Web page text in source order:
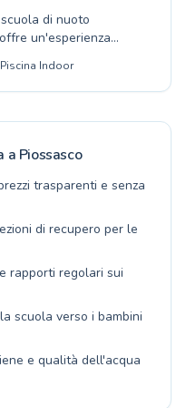
assicurando
Sia che tu
da principiante o
esperto in cerca di
Vieni a scoprire il
di nuoto
un'esperienza
età. Le nostre
i più piccoli che si
prima volta, sia per
chi già nuota e
in acqua,
qualificati e
è un ambiente
a nuotare
a noi per scoprire i
i tuoi obiettivi
Piscina Indoor
a Piossasco
trasparenti e senza
di recupero per le
rapporti regolari sui
scuola verso i bambini
e qualità dell'acqua